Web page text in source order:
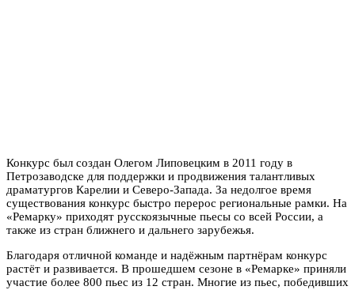
Конкурс был создан Олегом Липовецким в 2011 году в
Петрозаводске для поддержки и продвижения талантливых
драматургов Карелии и Северо-Запада. За недолгое время
существования конкурс быстро перерос региональные рамки. На
«Ремарку» приходят русскоязычные пьесы со всей России, а
также из стран ближнего и дальнего зарубежья.
Благодаря отличной команде и надёжным партнёрам конкурс
растёт и развивается. В прошедшем сезоне в «Ремарке» приняли
участие более 800 пьес из 12 стран. Многие из пьес, победивших